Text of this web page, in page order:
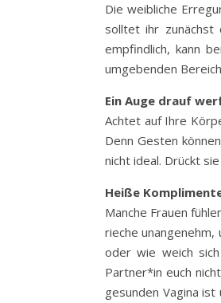
Die weibliche
solltet ihr zunächst
empfindlich, kann
umgebenden
Ein Auge drauf
Achtet auf Ihre
Denn Gesten
nicht ideal. Drückt
Heiße
Manche Frauen
rieche unangenehm,
oder wie weich
Partner*in euch
gesunden Vagina